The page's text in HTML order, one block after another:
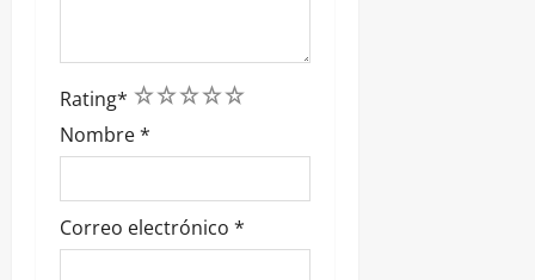
Rating* 5
4
3
2
1
Nombre*
Correo electrónico *